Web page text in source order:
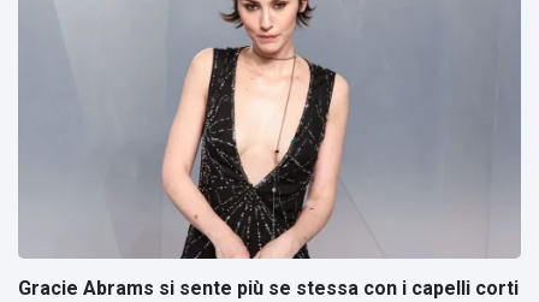
Gracie Abrams si sente più se stessa con i capelli corti